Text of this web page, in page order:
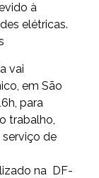
à
elétricas.
vai
em São
para
trabalho,
de
na DF-